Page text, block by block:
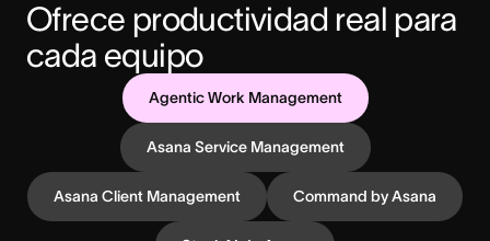
Ofrece productividad real para
cada equipo
Agentic Work Management
Asana Service Management
Asana Client Management Command by Asana